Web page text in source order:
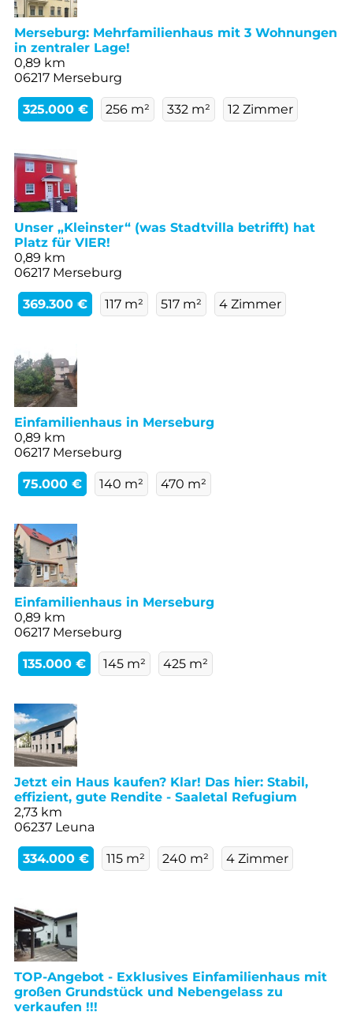
Merseburg: Mehrfamilienhaus mit 3 Wohnungen
in zentraler Lage!
0,89 km
06217 Merseburg
325.000 € 256 m² 332 m² 12 Zimmer
Unser „Kleinster“ (was Stadtvilla betrifft) hat
Platz für VIER!
0,89 km
06217 Merseburg
369.300 € 117 m² 517 m² 4 Zimmer
Einfamilienhaus in Merseburg
0,89 km
06217 Merseburg
75.000 € 140 m² 470 m²
Einfamilienhaus in Merseburg
0,89 km
06217 Merseburg
135.000 € 145 m² 425 m²
Jetzt ein Haus kaufen? Klar! Das hier: Stabil,
effizient, gute Rendite - Saaletal Refugium
2,73 km
06237 Leuna
334.000 € 115 m² 240 m² 4 Zimmer
TOP-Angebot - Exklusives Einfamilienhaus mit
großen Grundstück und Nebengelass zu
verkaufen !!!